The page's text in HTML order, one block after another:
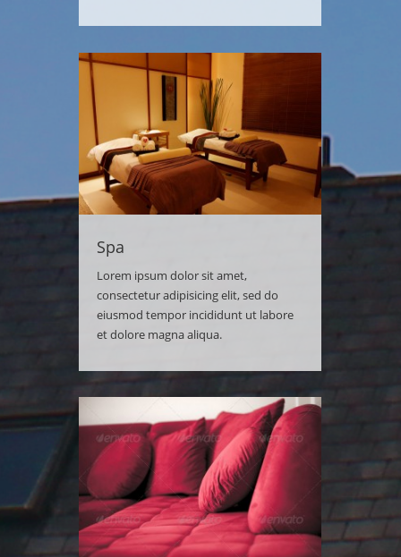
Spa
Lorem ipsum dolor sit amet,
consectetur adipisicing elit, sed do
eiusmod tempor incididunt ut labore
et dolore magna aliqua.